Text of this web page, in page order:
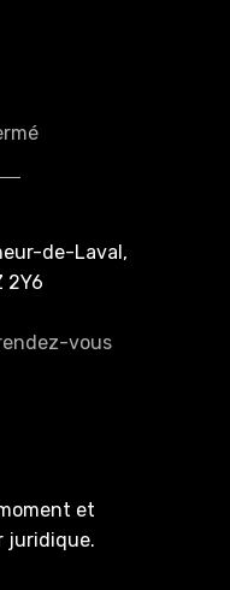
de-Laval,
2Y6
vous
et
juridique.